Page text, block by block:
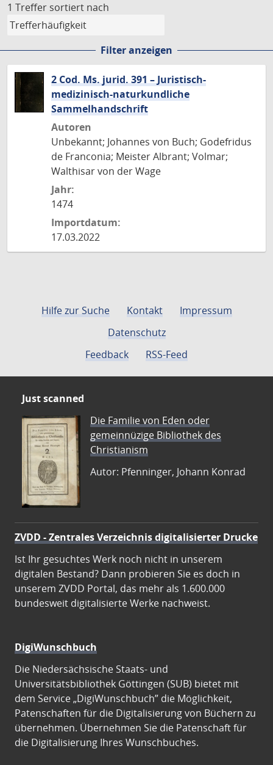
1 Treffer sortiert nach
Filter anzeigen
2 Cod. Ms. jurid. 391 – Juristisch-
medizinisch-naturkundliche
Sammelhandschrift
Autoren
Unbekannt; Johannes von Buch; Godefridus
de Franconia; Meister Albrant; Volmar;
Walthisar von der Wage
Jahr:
1474
Importdatum:
17.03.2022
Hilfe zur Suche Kontakt
Impressum
Datenschutz
Feedback
RSS-Feed
Just scanned
Die Familie von Eden oder
gemeinnüzige Bibliothek des
Christianism
Autor: Pfenninger, Johann Konrad
ZVDD - Zentrales Verzeichnis digitalisierter Drucke
Ist Ihr gesuchtes Werk noch nicht in unserem
digitalen Bestand? Dann probieren Sie es doch in
unserem ZVDD Portal, das mehr als 1.600.000
bundesweit digitalisierte Werke nachweist.
DigiWunschbuch
Die Niedersächsische Staats- und
Universitätsbibliothek Göttingen (SUB) bietet mit
dem Service „DigiWunschbuch” die Möglichkeit,
Patenschaften für die Digitalisierung von Büchern zu
übernehmen. Übernehmen Sie die Patenschaft für
die Digitalisierung Ihres Wunschbuches.